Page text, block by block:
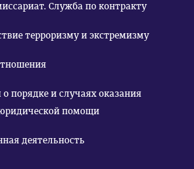
Служба по контракту
терроризму и экстремизму
порядке и случаях оказания
помощи
деятельность